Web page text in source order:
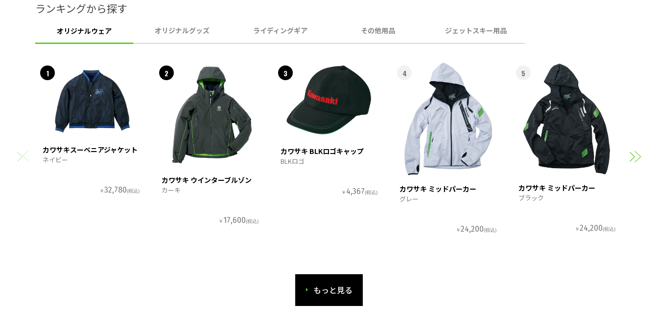
ランキングから探す
オリジナルウェア オリジナルグッズ ライディングギア その他用品 ジェットスキー用品
1
カワサキスーベニアジャケット
ネイビー
￥32,780(税込)
2
カワサキ ウインターブルゾン
カーキ
￥ 17,600(税込)
3
カワサキ BLKロゴキャップ
BLKロゴ
￥ 4,367(税込)
4
カワサキ ミッドパーカー
グレー
￥24,200(税込)
5
カワサキ ミッドパーカー
ブラック
￥24,200(税込)
スポ
もっと見る